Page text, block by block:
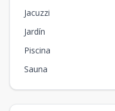
Jacuzzi
Jardín
Piscina
Sauna